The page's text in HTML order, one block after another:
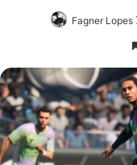
Fagner Lopes